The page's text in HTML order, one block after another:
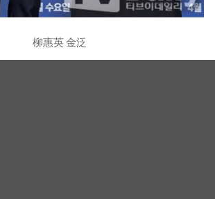
柳惠英 金泛